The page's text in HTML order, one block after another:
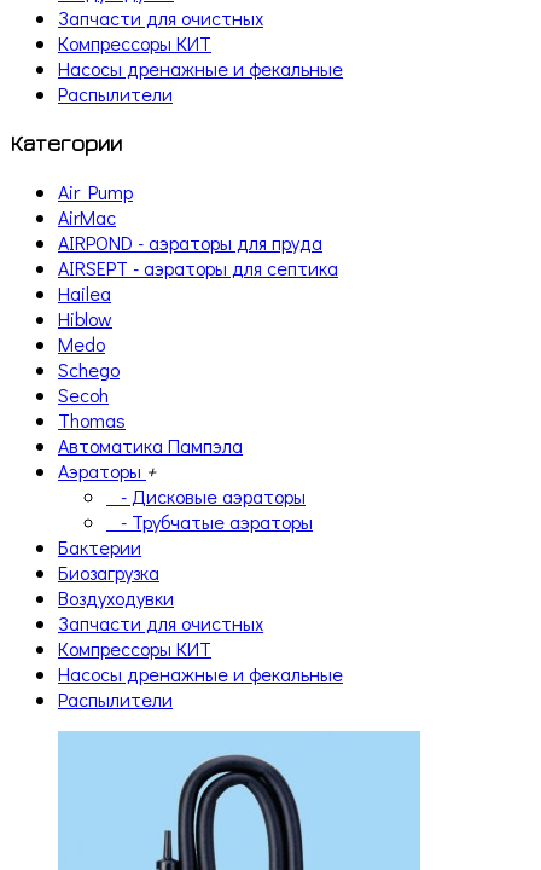
Запчасти для очистных
Компрессоры КИТ
Насосы дренажные и фекальные
Распылители
Категории
Air Pump
AirMac
AIRPOND - аэраторы для пруда
AIRSEPT - аэраторы для септика
Hailea
Hiblow
Medo
Schego
Secoh
Thomas
Автоматика Пампэла
Аэраторы +
- Дисковые аэраторы
- Трубчатые аэраторы
Бактерии
Биозагрузка
Воздуходувки
Запчасти для очистных
Компрессоры КИТ
Насосы дренажные и фекальные
Распылители